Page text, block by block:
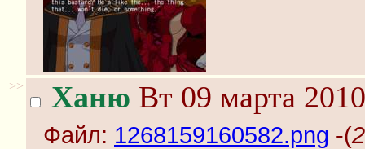
>> Ханю Вт 09 марта
Файл: 1268159160582.png -(